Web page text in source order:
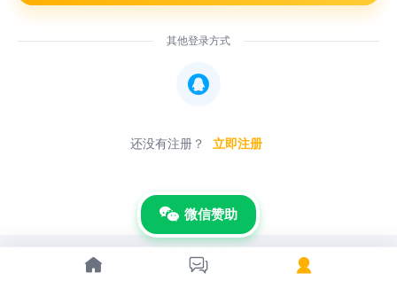
其他登录方式

还没有注册？ 立即注册
微信赞助
  